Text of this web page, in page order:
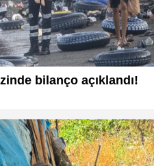
bilanço açıklandı!